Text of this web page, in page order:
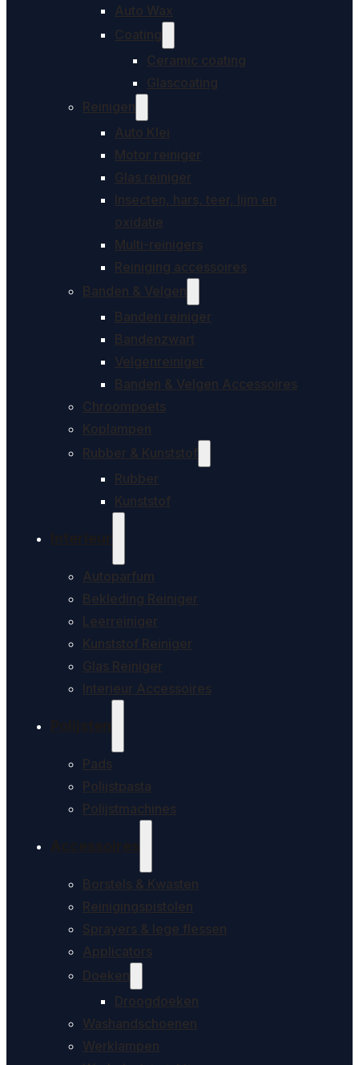
Auto Wax
Coating
Ceramic coating
Glascoating
Reinigen
Auto Klei
Motor reiniger
Glas reiniger
Insecten, hars, teer, lijm en
oxidatie
Multi-reinigers
Reiniging accessoires
Banden & Velgen
Banden reiniger
Bandenzwart
Velgenreiniger
Banden & Velgen Accessoires
Chroompoets
Koplampen
Rubber & Kunststof
Rubber
Kunststof
Autoparfum
Bekleding Reiniger
Leerreiniger
Kunststof Reiniger
Glas Reiniger
Interieur Accessoires
Pads
Polijstpasta
Polijstmachines
Borstels & Kwasten
Reinigingspistolen
Sprayers & lege flessen
Applicators
Doeken
Droogdoeken
Washandschoenen
Werklampen